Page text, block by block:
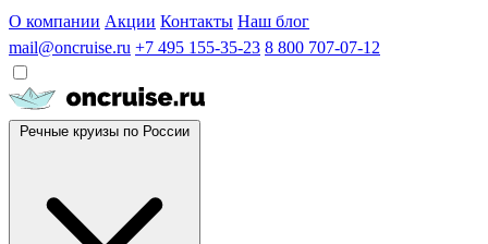
О компании Акции Контакты Наш блог
mail@oncruise.ru +7 495 155-35-23 8 800 707-07-12